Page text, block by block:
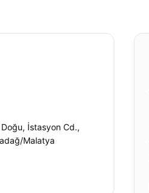
İstasyon Cd.,
Malatya